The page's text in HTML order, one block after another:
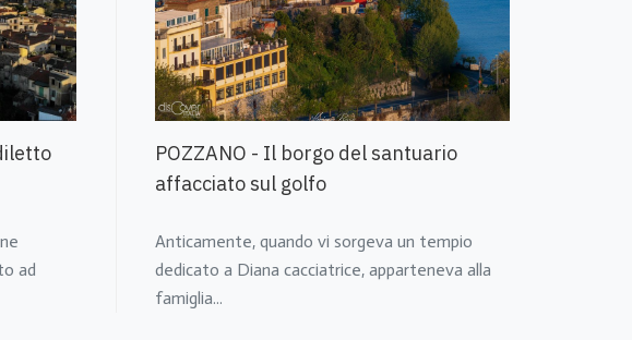
ad
POZZANO - Il borgo del santuario
affacciato sul golfo
Anticamente, quando vi sorgeva un tempio
dedicato a Diana cacciatrice, apparteneva alla
famiglia...